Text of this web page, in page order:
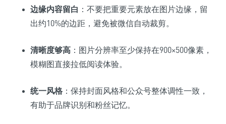
边缘内容留白 ：不要把重要元素放在图片边缘，留
出约10%的边距，避免被微信自动裁剪。
清晰度够高 ：图片分辨率至少保持在900×500像素，
模糊图直接拉低阅读体验。
统一风格 ：保持封面风格和公众号整体调性一致，
有助于品牌识别和粉丝记忆。